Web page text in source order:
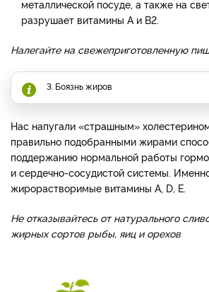
металлической посуде, а также на
разрушает витамины А и B2.
Налегайте на свежеприготовленную
3. Боязнь жиров
Нас напугали «страшным»
правильно подобранными жирами
поддержанию нормальной работы
и сердечно-сосудистой системы.
жирорастворимые витамины А, D, Е.
Не отказывайтесь от натурального
жирных сортов рыбы, яиц и орехов